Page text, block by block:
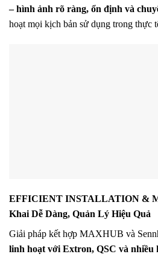
– hình ảnh rõ ràng, ổn định và
hoạt mọi kịch bản sử dụng trong thực
EFFICIENT INSTALLATION &
Khai Dễ Dàng, Quản Lý Hiệu Quả
Giải pháp kết hợp MAXHUB và
linh hoạt với Extron, QSC và nhiều